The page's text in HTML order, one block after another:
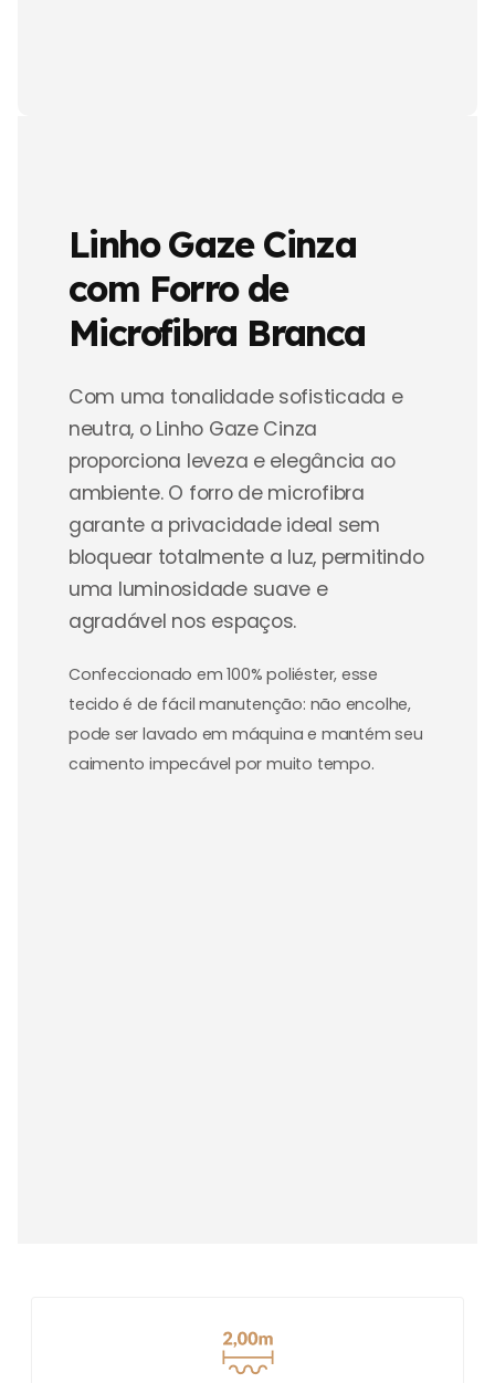
Linho Gaze Cinza
com Forro de
Microfibra Branca
Com uma tonalidade sofisticada e
neutra, o Linho Gaze Cinza
proporciona leveza e elegância ao
ambiente. O forro de microfibra
garante a privacidade ideal sem
bloquear totalmente a luz, permitindo
uma luminosidade suave e
agradável nos espaços.
Confeccionado em 100% poliéster, esse
tecido é de fácil manutenção: não encolhe,
pode ser lavado em máquina e mantém seu
caimento impecável por muito tempo.